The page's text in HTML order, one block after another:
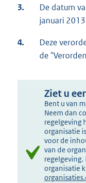
3.
De datum
januari
4.
Deze
de
Ziet u
Bent u van
Neem dan
regelgeving
organisatie
voor de
van de
regelgeving.
organisatie